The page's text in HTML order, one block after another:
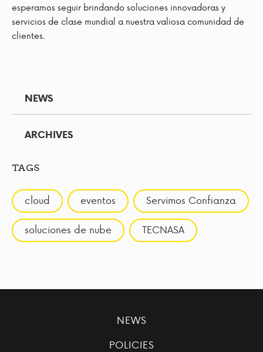
esperamos seguir brindando soluciones innovadoras y
servicios de clase mundial a nuestra valiosa comunidad de
clientes.
NEWS
ARCHIVES
TAGS
cloud eventos Servimos Confianza
soluciones de nube TECNASA
NEWS
POLICIES